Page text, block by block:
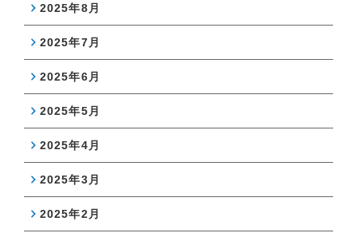
2025年8月
2025年7月
2025年6月
2025年5月
2025年4月
2025年3月
2025年2月